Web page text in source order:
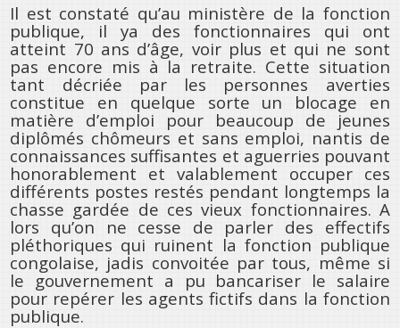
Il est constaté qu’au ministère de la fonction
publique, il ya des fonctionnaires qui ont
atteint 70 ans d’âge, voir plus et qui ne sont
pas encore mis à la retraite. Cette situation
tant décriée par les personnes averties
constitue en quelque sorte un blocage en
matière d’emploi pour beaucoup de jeunes
diplômés chômeurs et sans emploi, nantis de
connaissances suffisantes et aguerries pouvant
honorablement et valablement occuper ces
différents postes restés pendant longtemps la
chasse gardée de ces vieux fonctionnaires. A
lors qu’on ne cesse de parler des effectifs
pléthoriques qui ruinent la fonction publique
congolaise, jadis convoitée par tous, même si
le gouvernement a pu bancariser le salaire
pour repérer les agents fictifs dans la fonction
publique.